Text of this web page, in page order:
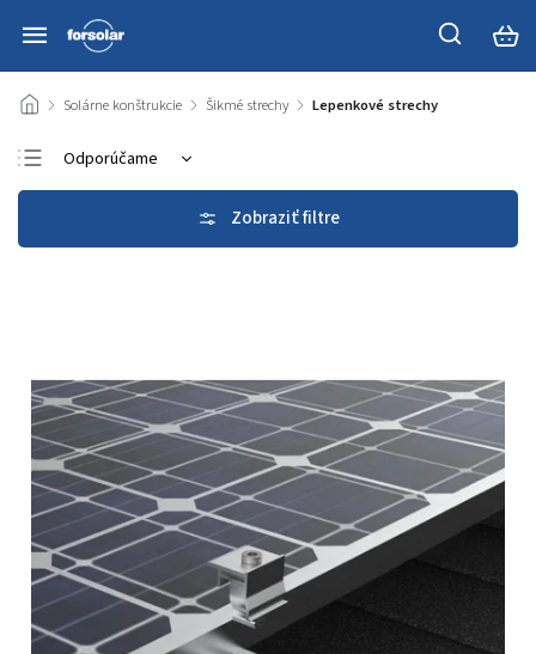
/ Solárne konštrukcie / Šikmé strechy / Lepenkové strechy
Odporúčame
Najlacnejšie